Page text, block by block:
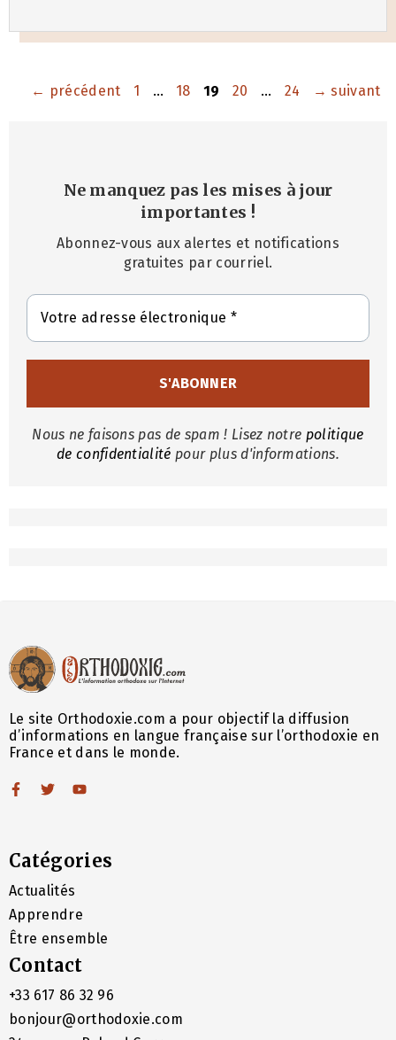
← précédent Page
1 … Page
18 Page
19 Page
20 … Page
24 → suivant
Ne manquez pas les mises à jour
importantes !
Abonnez-vous aux alertes et notifications
gratuites par courriel.
Nous ne faisons pas de spam ! Lisez notre politique
de confidentialité pour plus d'informations.
Le site Orthodoxie.com a pour objectif la diffusion
d’informations en langue française sur l’orthodoxie en
France et dans le monde.
Catégories
Actualités
Apprendre
Être ensemble
Contact
+33 617 86 32 96
bonjour@orthodoxie.com